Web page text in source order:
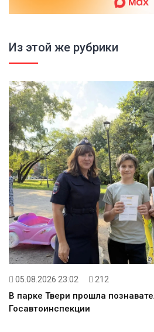
Из этой же рубрики
05.08.2026 23:02 212
В парке Твери прошла
Госавтоинспекции